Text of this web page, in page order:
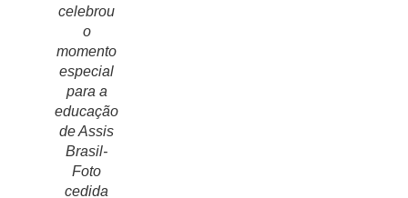
Início
Últimas
Notícias
celebrou
o
momento
especial
para a
educação
de Assis
Brasil-
Foto
cedida